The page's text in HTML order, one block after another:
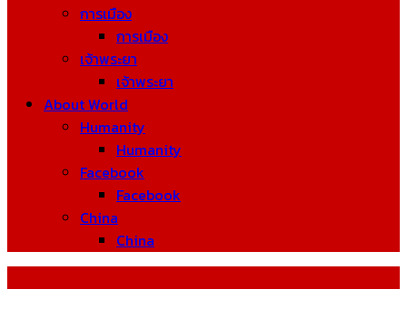
การเมือง
การเมือง
เจ้าพระยา
เจ้าพระยา
About World
Humanity
Humanity
Facebook
Facebook
China
China